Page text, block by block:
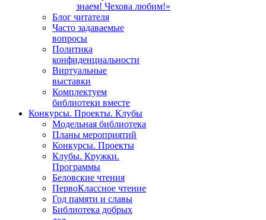
знаем! Чехова любим!»
Блог читателя
Часто задаваемые
вопросы
Политика
конфиденциальности
Виртуальные
выставки
Комплектуем
библиотеки вместе
Конкурсы. Проекты. Клубы
Модельная библиотека
Планы мероприятий
Конкурсы. Проекты
Клубы. Кружки.
Программы
Беловские чтения
ПервоКлассное чтение
Год памяти и славы
Библиотека добрых